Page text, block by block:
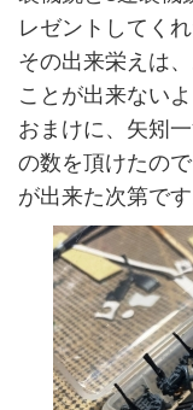
レゼントしてく
その出来栄えは
ことが出来ない
おまけに、矢矧
の数を頂けたの
が出来た次第です